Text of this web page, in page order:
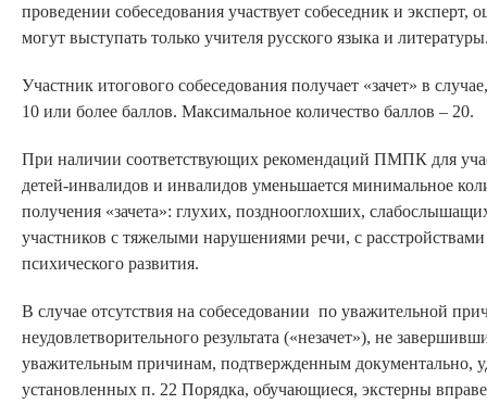
проведении собеседования участвует собеседник и эксперт,
могут выступать только учителя русского языка и
Участник итогового собеседования получает «зачет» в
10 или более баллов. Максимальное количество баллов – 20.
При наличии соответствующих рекомендаций ПМПК для
детей-инвалидов и инвалидов уменьшается минимальное
получения «зачета»: глухих, позднооглохших,
участников с тяжелыми нарушениями речи, с расстройствами
психического развития.
В случае отсутствия на собеседовании по уважительной
неудовлетворительного результата («незачет»), не
уважительным причинам, подтвержденным документально,
установленных п. 22 Порядка, обучающиеся, экстерны вправе